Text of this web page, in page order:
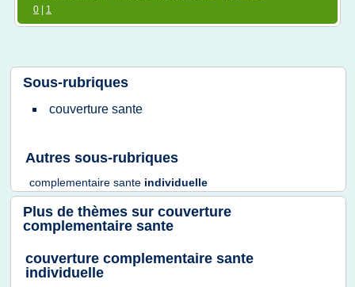
0
1
Sous-rubriques
couverture sante
Autres sous-rubriques
complementaire sante individuelle
Plus de thèmes sur couverture
complementaire sante
couverture complementaire sante
individuelle